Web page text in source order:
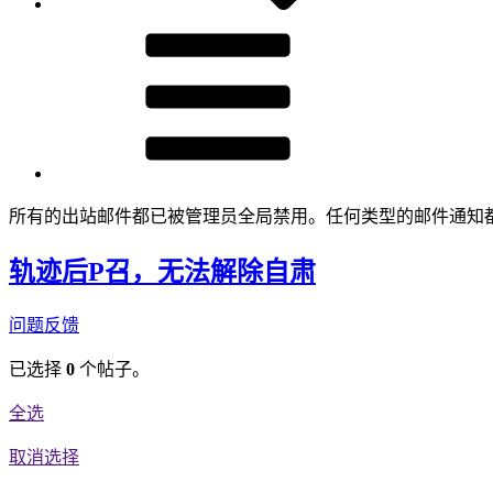
所有的出站邮件都已被管理员全局禁用。任何类型的邮件通知
轨迹后P召，无法解除自肃
问题反馈
已选择 0 个帖子。
全选
取消选择